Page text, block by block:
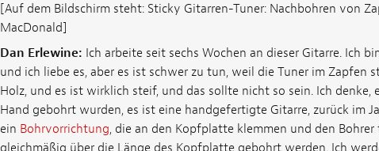
[Auf dem Bildschirm steht: Sticky Gitarren-Tuner: Nachbohren von
MacDonald]
Dan Erlewine: Ich arbeite seit sechs Wochen an dieser Gitarre. Ich
und ich liebe es, aber es ist schwer zu tun, weil die Tuner im Zapfen
Holz, und es ist wirklich steif, und das sollte nicht so sein. Ich denke,
Hand gebohrt wurden, es ist eine handgefertigte Gitarre, zurück im
ein Bohrvorrichtung, die an den Kopfplatte klemmen und den